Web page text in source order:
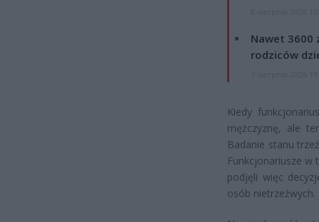
Nawet 3600
rodziców
Kiedy
mężczyznę, ale
Badanie stanu
Funkcjonariusze w
podjęli więc
osób nietrzeźwych.